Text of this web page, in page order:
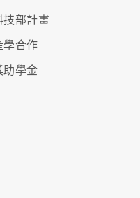
技部計畫
學合作
助學金